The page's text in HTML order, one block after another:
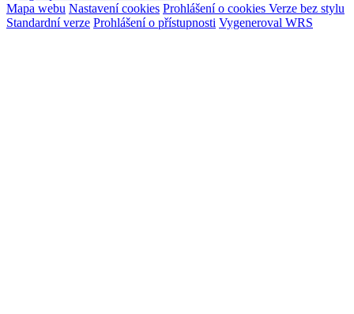
Mapa webu Nastavení cookies Prohlášení o cookies Verze bez stylu
Standardní verze Prohlášení o přístupnosti Vygeneroval WRS